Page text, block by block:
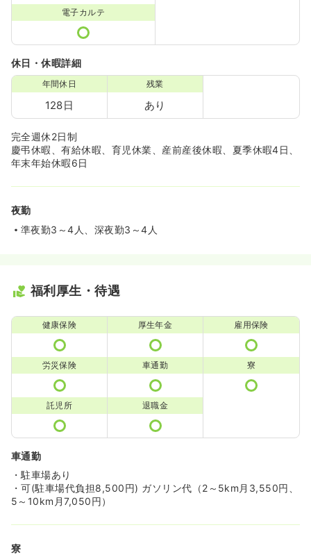
電子カルテ
休日・休暇詳細
年間休日
128日
残業
あり
完全週休2日制
慶弔休暇、有給休暇、育児休業、産前産後休暇、夏季休暇4日、
年末年始休暇6日
夜勤
準夜勤3～4人、深夜勤3～4人
福利厚生・待遇
健康保険 厚生年金 雇用保険
労災保険 車通勤 寮
託児所 退職金
車通勤
・駐車場あり
・可(駐車場代負担8,500円) ガソリン代（2～5km月3,550円、
5～10km月7,050円）
寮